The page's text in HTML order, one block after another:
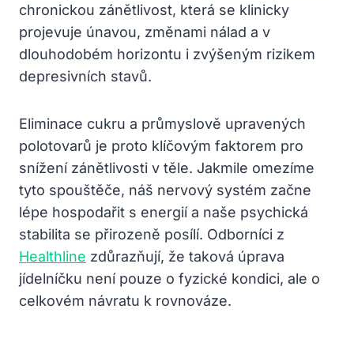
chronickou zánětlivost, která se klinicky
projevuje únavou, změnami nálad a v
dlouhodobém horizontu i zvýšeným rizikem
depresivních stavů.
Eliminace cukru a průmyslově upravených
polotovarů je proto klíčovým faktorem pro
snížení zánětlivosti v těle. Jakmile omezíme
tyto spouštěče, náš nervový systém začne
lépe hospodařit s energií a naše psychická
stabilita se přirozeně posílí. Odborníci z
Healthline zdůrazňují, že taková úprava
jídelníčku není pouze o fyzické kondici, ale o
celkovém návratu k rovnováze.